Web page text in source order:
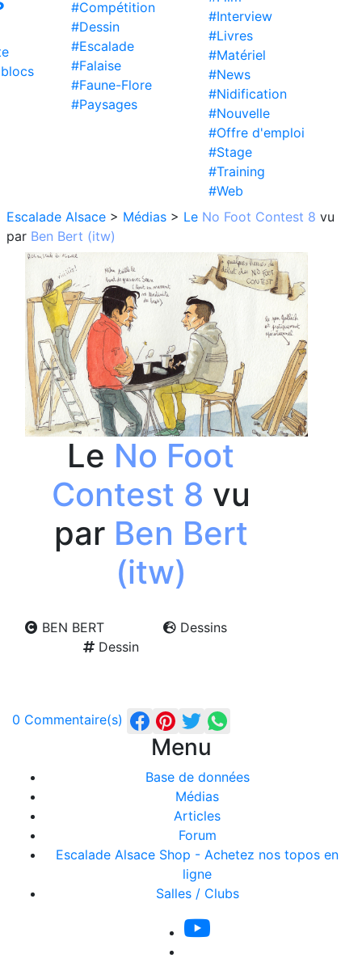
#Compétition
#Dessin
#Escalade
#Falaise
#Faune-Flore
#Paysages
#Interview
#Livres
#Matériel
#News
#Nidification
#Nouvelle
#Offre d'emploi
#Stage
#Training
#Web
Escalade Alsace > Médias > Le No Foot Contest 8 vu
par Ben Bert (itw)
Le No Foot
Contest 8 vu
par Ben Bert
(itw)
BEN BERT
Dessins
Dessin
0 Commentaire(s)
Menu
Base de données
Médias
Articles
Forum
Escalade Alsace Shop - Achetez nos topos en
ligne
Salles / Clubs